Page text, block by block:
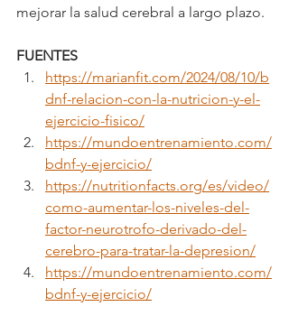
mejorar la salud cerebral a largo plazo.
FUENTES
https://marianfit.com/2024/08/10/b
dnf-relacion-con-la-nutricion-y-el-
ejercicio-fisico/
https://mundoentrenamiento.com/
bdnf-y-ejercicio/
https://nutritionfacts.org/es/video/
como-aumentar-los-niveles-del-
factor-neurotrofo-derivado-del-
cerebro-para-tratar-la-depresion/
https://mundoentrenamiento.com/
bdnf-y-ejercicio/